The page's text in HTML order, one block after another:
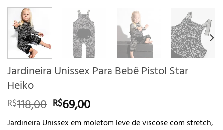
Jardineira Unissex Para Bebê Pistol Star
Heiko
R$118,00 O
preço
R$69,00O
preço
Jardineira Unissex em moletom leve de viscose com stretch,